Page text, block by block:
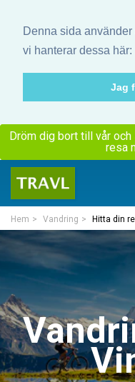
Denna sida
vi hanterar dessa här:
Jag
Dröm dig bort till vår
resa
Hem Vandring Hitta din